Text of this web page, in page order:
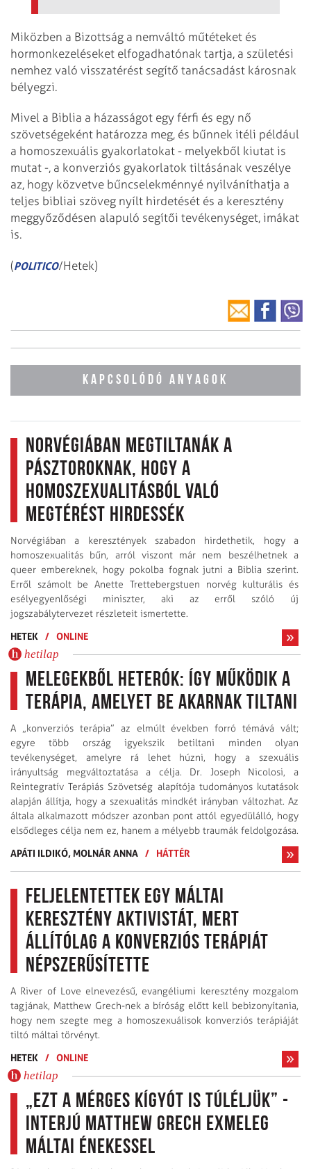
Miközben a Bizottság a nemváltó műtéteket és
hormonkezeléseket elfogadhatónak tartja, a születési
nemhez való visszatérést segítő tanácsadást károsnak
bélyegzi.
Mivel a Biblia a házasságot egy férfi és egy nő
szövetségeként határozza meg, és bűnnek itéli például
a homoszexuális gyakorlatokat - melyekből kiutat is
mutat -, a konverziós gyakorlatok tiltásának veszélye
az, hogy közvetve bűncselekménnyé nyilváníthatja a
teljes bibliai szöveg nyílt hirdetését és a keresztény
meggyőződésen alapuló segítői tevékenységet, imákat
is.
(POLITICO/Hetek)
KAPCSOLÓDÓ ANYAGOK
Norvégiában megtiltanák a
pásztoroknak, hogy a
homoszexualitásból való
megtérést hirdessék
Norvégiában a keresztények szabadon hirdethetik, hogy a
homoszexualitás bűn, arról viszont már nem beszélhetnek a
queer embereknek, hogy pokolba fognak jutni a Biblia szerint.
Erről számolt be Anette Trettebergstuen norvég kulturális és
esélyegyenlőségi miniszter, aki az erről szóló új
jogszabálytervezet részleteit ismertette.
HETEK
/ ONLINE
hetilap
Melegekből heterók: így működik a
terápia, amelyet be akarnak tiltani
A „konverziós terápia” az elmúlt években forró témává vált;
egyre több ország igyekszik betiltani minden olyan
tevékenységet, amelyre rá lehet húzni, hogy a szexuális
irányultság megváltoztatása a célja. Dr. Joseph Nicolosi, a
Reintegratív Terápiás Szövetség alapítója tudományos kutatások
alapján állítja, hogy a szexualitás mindkét irányban változhat. Az
általa alkalmazott módszer azonban pont attól egyedülálló, hogy
elsődleges célja nem ez, hanem a mélyebb traumák feldolgozása.
APÁTI ILDIKÓ, MOLNÁR ANNA / HÁTTÉR
Feljelentettek egy máltai
keresztény aktivistát, mert
állítólag a konverziós terápiát
népszerűsítette
A River of Love elnevezésű, evangéliumi keresztény mozgalom
tagjának, Matthew Grech-nek a bíróság előtt kell bebizonyítania,
hogy nem szegte meg a homoszexuálisok konverziós terápiáját
tiltó máltai törvényt.
HETEK
/ ONLINE
hetilap
„Ezt a mérges kígyót is túléljük” -
interjú Matthew Grech exmeleg
máltai énekessel